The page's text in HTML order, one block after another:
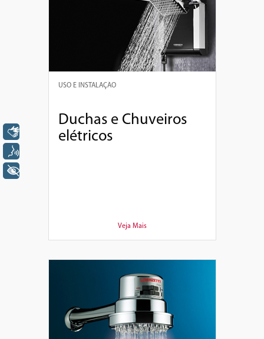
USO E INSTALAÇÃO
Duchas e Chuveiros
elétricos
Veja Mais